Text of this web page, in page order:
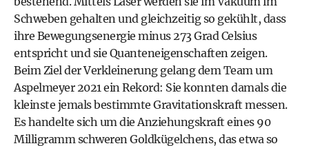
Schweben gehalten und gleichzeitig so gekühlt, dass
ihre Bewegungsenergie minus 273 Grad Celsius
entspricht und sie Quanteneigenschaften zeigen.
Beim Ziel der Verkleinerung gelang dem Team um
Aspelmeyer 2021 ein Rekord: Sie konnten damals die
kleinste jemals bestimmte Gravitationskraft messen.
Es handelte sich um die Anziehungskraft eines 90
Milligramm schweren Goldkügelchens, das etwa so